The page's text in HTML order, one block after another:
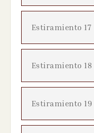
Estiramiento 17
Estiramiento 18
Estiramiento 19